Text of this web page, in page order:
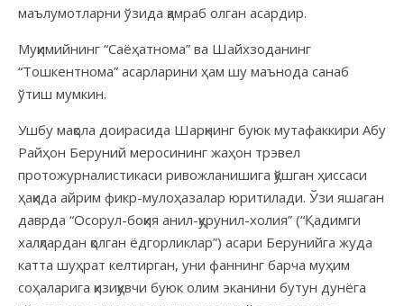
маълумотларни ўзида қамраб олган асардир.
Муқимийнинг “Саёҳатнома” ва Шайхзоданинг
“Тошкентнома” асарларини ҳам шу маънода санаб
ўтиш мумкин.
Ушбу мақола доирасида Шарқнинг буюк мутафаккири Абу
Райҳон Беруний меросининг жаҳон трэвел
протожурналистикаси ривожланишига қўшган ҳиссаси
ҳақида айрим фикр-мулоҳазалар юритилади. Ўзи яшаган
даврда “Осорул-боқия анил-қурунил-холия” (“Қадимги
халқлардан қолган ёдгорликлар”) асари Берунийга жуда
катта шуҳрат келтирган, уни фаннинг барча муҳим
соҳаларига қизиқувчи буюк олим эканини бутун дунёга